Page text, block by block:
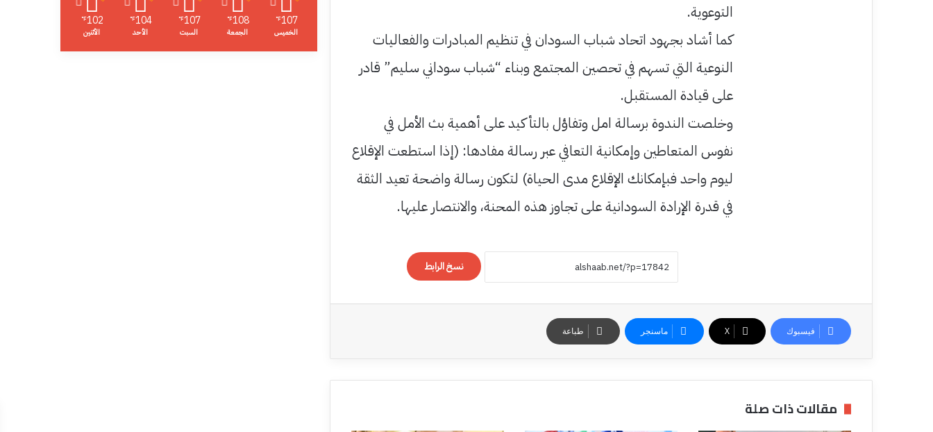
التوعوية.
كما أشاد بجهود اتحاد شباب السودان في تنظيم المبادرات والفعاليات
النوعية التي تسهم في تحصين المجتمع وبناء “شباب سوداني سليم” قادر
على قيادة المستقبل.
وخلصت الندوة برسالة امل وتفاؤل بالتأكيد على أهمية بث الأمل في
نفوس المتعاطين وإمكانية التعافي عبر رسالة مفادها: (إذا استطعت الإقلاع
ليوم واحد فبإمكانك الإقلاع مدى الحياة) لتكون رسالة واضحة تعيد الثقة
في قدرة الإرادة السودانية على تجاوز هذه المحنة، والانتصار عليها.
نسخ الرابط
فيسبوك ‫X ماسنجر طباعة
مقالات ذات صلة
107
℉
الخميس
108
℉
الجمعة
107
℉
السبت
104
℉
الأحد
102
℉
الأثنين